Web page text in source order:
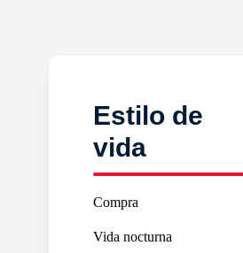
Estilo de
vida
Compra
Vida nocturna